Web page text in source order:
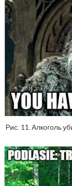
Рис. 11. Алкоголь